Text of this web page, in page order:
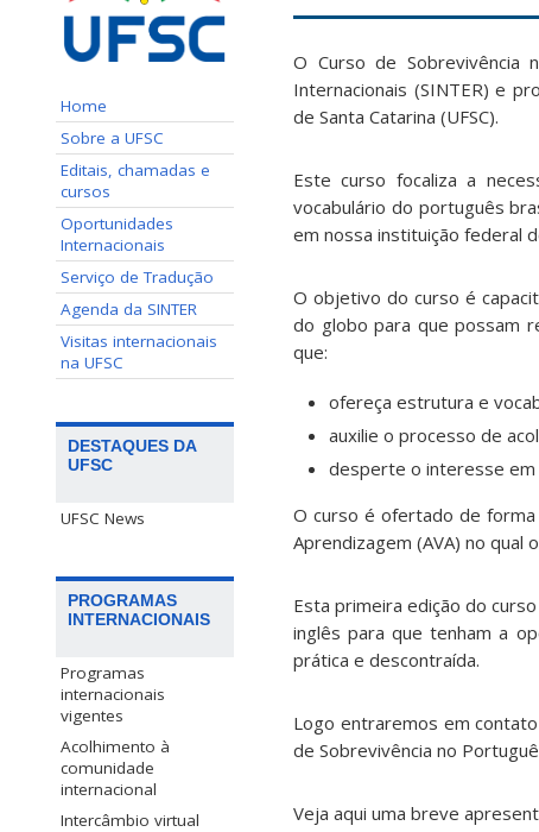
Home
Sobre a UFSC
Editais, chamadas e
cursos
Oportunidades
Internacionais
Serviço de Tradução
Agenda da SINTER
Visitas internacionais
na UFSC
DESTAQUES DA
UFSC
UFSC News
PROGRAMAS
INTERNACIONAIS
Programas
internacionais
vigentes
Acolhimento à
comunidade
internacional
Intercâmbio virtual
O Curso de Sobrevivência
Internacionais (SINTER) e
de Santa Catarina (UFSC).
Este curso focaliza a
vocabulário do português
em nossa instituição federal
O objetivo do curso é
do globo para que possam
que:
ofereça estrutura e
auxilie o processo de
desperte o interesse em
O curso é ofertado de
Aprendizagem (AVA) no
Esta primeira edição do
inglês para que tenham a
prática e descontraída.
Logo entraremos em
de Sobrevivência no
Veja aqui uma breve